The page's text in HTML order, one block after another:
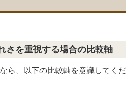
さを重視する場合の比較軸
ら、以下の比較軸を意識してくだ